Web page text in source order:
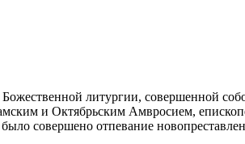
литургии, совершенной
и Октябрьским Амвросием,
совершено отпевание